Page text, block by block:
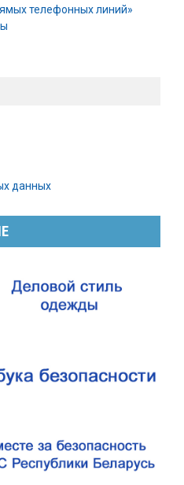
телефонных линий»
данных